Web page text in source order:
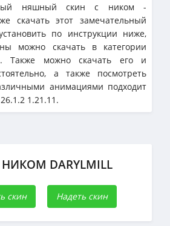
няшный скин с ником -
скачать этот замечательный
по инструкции ниже,
можно скачать в категории
. Также можно скачать его и
а также посмотреть
анимациями подходит
1.21.11.
DARYLMILL
скин Надеть скин